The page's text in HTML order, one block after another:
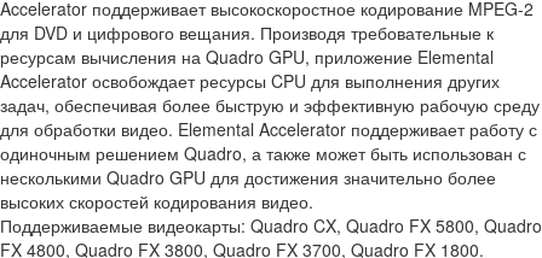
Accelerator поддерживает высокоскоростное кодирование MPEG-2
для DVD и цифрового вещания. Производя требовательные к
ресурсам вычисления на Quadro GPU, приложение Elemental
Accelerator освобождает ресурсы CPU для выполнения других
задач, обеспечивая более быструю и эффективную рабочую среду
для обработки видео. Elemental Accelerator поддерживает работу с
одиночным решением Quadro, а также может быть использован с
несколькими Quadro GPU для достижения значительно более
высоких скоростей кодирования видео.
Поддерживаемые видеокарты: Quadro CX, Quadro FX 5800, Quadro
FX 4800, Quadro FX 3800, Quadro FX 3700, Quadro FX 1800.